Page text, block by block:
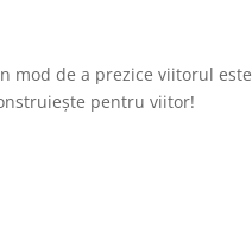
mod de a prezice viitorul este
pentru viitor!